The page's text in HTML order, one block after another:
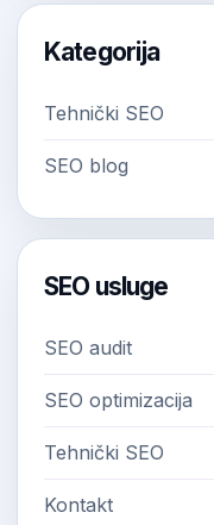
Kategorija
Tehnički SEO
SEO blog
SEO usluge
SEO audit
SEO optimizacija
Tehnički SEO
Kontakt